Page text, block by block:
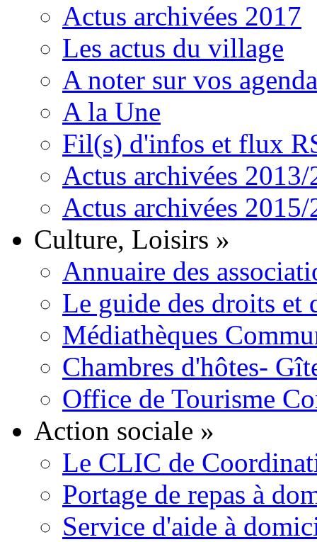
Actus archivées 2017
Les actus du village
A noter sur vos
A la Une
Fil(s) d'infos et flux
Actus archivées 2013/
Actus archivées 2015/
Culture, Loisirs »
Annuaire des
Le guide des droits et
Médiathèques
Chambres d'hôtes-
Office de Tourisme
Action sociale »
Le CLIC de
Portage de repas à
Service d'aide à